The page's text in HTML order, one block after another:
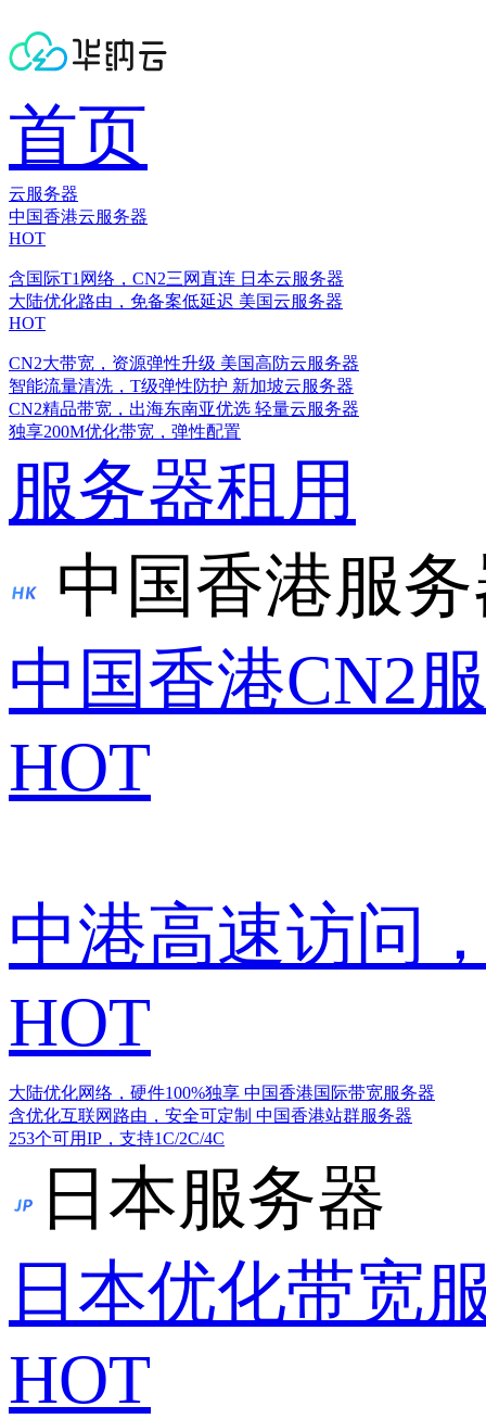
首页
云服务器
中国香港云服务器
HOT
含国际T1网络，CN2三网直连 日本云服务器
大陆优化路由，免备案低延迟 美国云服务器
HOT
CN2大带宽，资源弹性升级 美国高防云服务器
智能流量清洗，T级弹性防护 新加坡云服务器
CN2精品带宽，出海东南亚优选 轻量云服务器
独享200M优化带宽，弹性配置
服务器租用
中国香港服
中国香港CN2
HOT
中港高速访问
HOT
大陆优化网络，硬件100%独享 中国香港国际带宽服务器
含优化互联网路由，安全可定制 中国香港站群服务器
253个可用IP，支持1C/2C/4C
日本服务器
日本优化带宽
HOT